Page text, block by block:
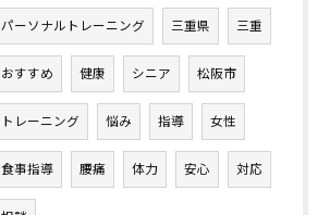
パーソナルトレーニング 三重県 三重
おすすめ 健康 シニア 松阪市
トレーニング 悩み 指導 女性
食事指導 腰痛 体力 安心 対応